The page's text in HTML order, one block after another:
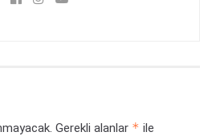
Gerekli alanlar * ile